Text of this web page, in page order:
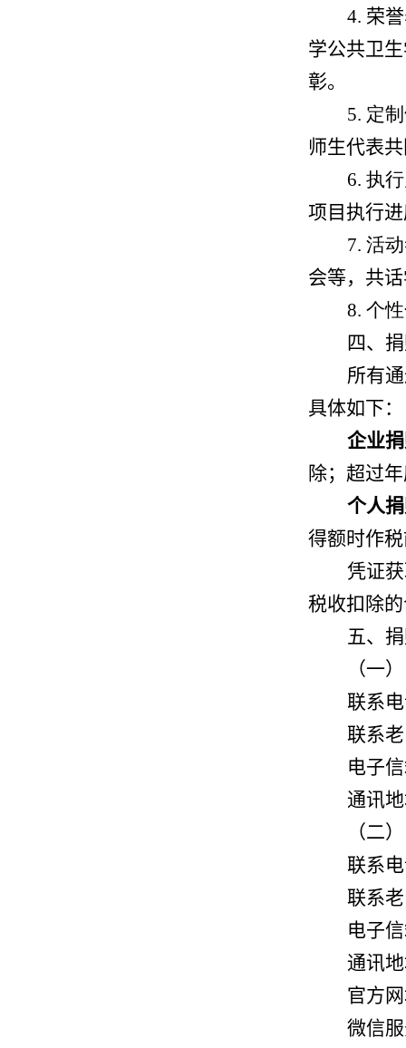
4. 荣
学公共卫
彰。
5. 定制
师生代表
6. 执行
项目执行
7. 活动
会等，共
8. 个
四、
所有
具体如下：
企业
除；超过
个人
得额时作
凭证
税收扣除
五、
（一
联系
联系
电子
通讯
（二
联系
联系
电子
通讯
官方
微信